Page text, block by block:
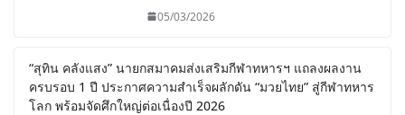
05/03/2026
“สุทิน คลังแสง” นายกสมาคมส่งเสริมกีฬาทหารฯ แถลงผลงาน
ครบรอบ 1 ปี ประกาศความสำเร็จผลักดัน “มวยไทย” สู่กีฬาทหาร
โลก พร้อมจัดศึกใหญ่ต่อเนื่องปี 2026